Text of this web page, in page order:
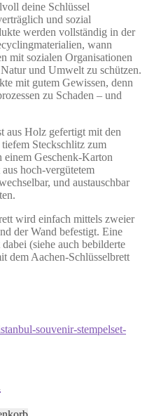
deine Schlüssel
und sozial
werden vollständig in der
wann
mit sozialen Organisationen
und Umwelt zu schützen.
mit gutem Gewissen, denn
zu Schaden – und
aus Holz gefertigt mit den
Steckschlitz zum
Geschenk-Karton
hoch-vergütetem
und austauschbar
wird einfach mittels zweier
der Wand befestigt. Eine
(siehe auch bebilderte
dem Aachen-Schlüsselbrett